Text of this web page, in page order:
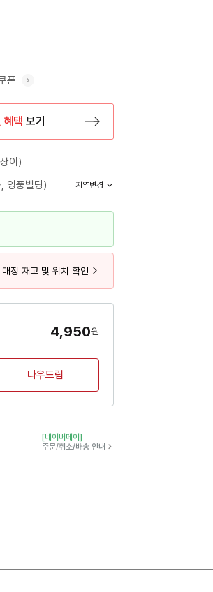
폰
혜택 보기
이)
영풍빌딩) 지역변경
매장 재고 및 위치 확인
4,950원
나우드림
[네이버페이]
주문/취소/배송 안내